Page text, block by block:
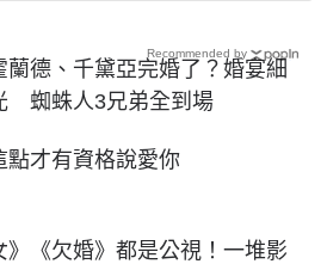
蘭德、千黛亞完婚了？婚宴細
蜘蛛人3兄弟全到場
點才有資格說愛你
》《欠婚》都是公視！一堆影
Recommended by